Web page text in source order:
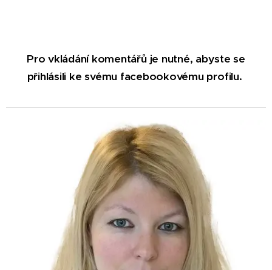
Pro vkládání komentářů je nutné, abyste se
přihlásili ke svému facebookovému profilu.